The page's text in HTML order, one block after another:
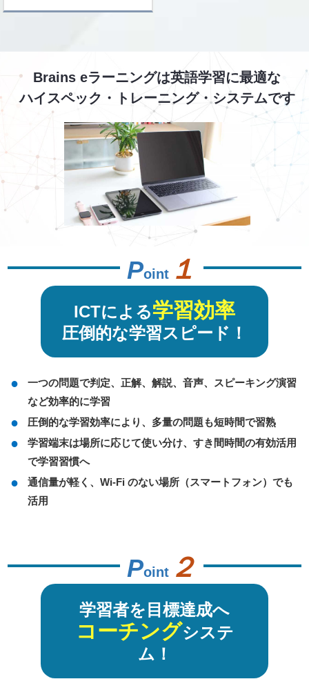
Brains eラーニングは英語学習に最適な
ハイスペック・トレーニング・システムです
Point １
ICTによる学習効率
圧倒的な学習スピード！
一つの問題で判定、正解、解説、音声、スピーキング演習
など効率的に学習
圧倒的な学習効率により、多量の問題も短時間で習熟
学習端末は場所に応じて使い分け、すき間時間の有効活用
で学習習慣へ
通信量が軽く、Wi-Fi のない場所（スマートフォン）でも
活用
Point ２
学習者を目標達成へ
コーチングシステ
ム！